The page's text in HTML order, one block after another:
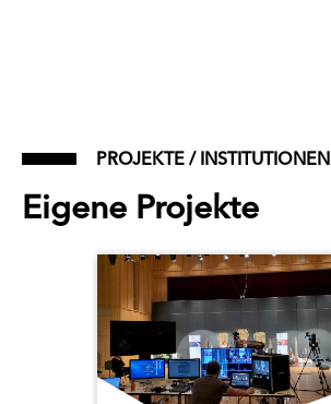
PROJEKTE / INSTITUTIONEN
Eigene Projekte